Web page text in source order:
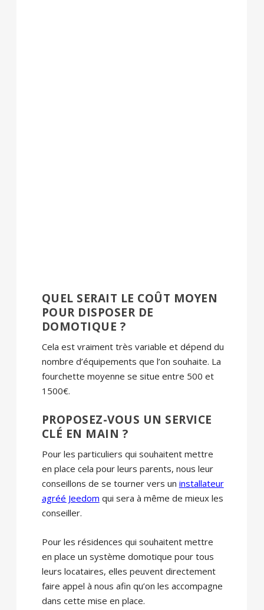
QUEL SERAIT LE COÛT MOYEN
POUR DISPOSER DE
DOMOTIQUE ?
Cela est vraiment très variable et dépend du
nombre d’équipements que l’on souhaite. La
fourchette moyenne se situe entre 500 et
1500€.
PROPOSEZ-VOUS UN SERVICE
CLÉ EN MAIN ?
Pour les particuliers qui souhaitent mettre
en place cela pour leurs parents, nous leur
conseillons de se tourner vers un installateur
agréé Jeedom qui sera à même de mieux les
conseiller.
Pour les résidences qui souhaitent mettre
en place un système domotique pour tous
leurs locataires, elles peuvent directement
faire appel à nous afin qu’on les accompagne
dans cette mise en place.